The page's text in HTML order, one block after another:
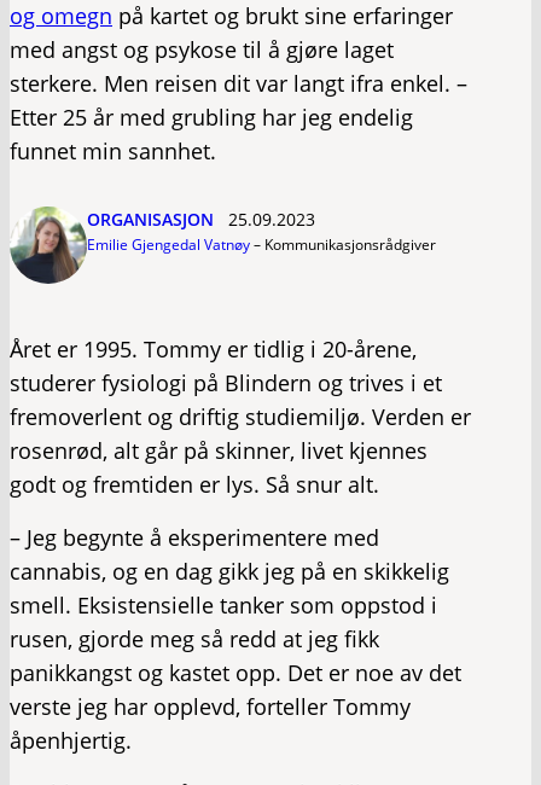
og omegn på kartet og brukt sine erfaringer
med angst og psykose til å gjøre laget
sterkere. Men reisen dit var langt ifra enkel. –
Etter 25 år med grubling har jeg endelig
funnet min sannhet.
ORGANISASJON 25.09.2023
Emilie Gjengedal Vatnøy– Kommunikasjonsrådgiver
Året er 1995. Tommy er tidlig i 20-årene,
studerer fysiologi på Blindern og trives i et
fremoverlent og driftig studiemiljø. Verden er
rosenrød, alt går på skinner, livet kjennes
godt og fremtiden er lys. Så snur alt.
– Jeg begynte å eksperimentere med
cannabis, og en dag gikk jeg på en skikkelig
smell. Eksistensielle tanker som oppstod i
rusen, gjorde meg så redd at jeg fikk
panikkangst og kastet opp. Det er noe av det
verste jeg har opplevd, forteller Tommy
åpenhjertig.